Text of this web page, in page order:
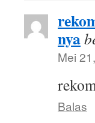
nya
Mei
Balas